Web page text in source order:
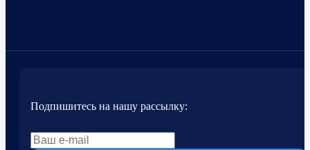
Подпишитесь на нашу рассылку: